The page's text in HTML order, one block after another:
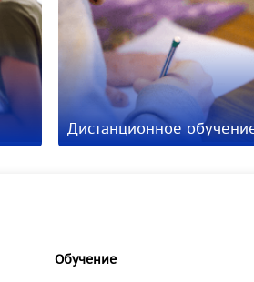
Дистанционное
Обучение